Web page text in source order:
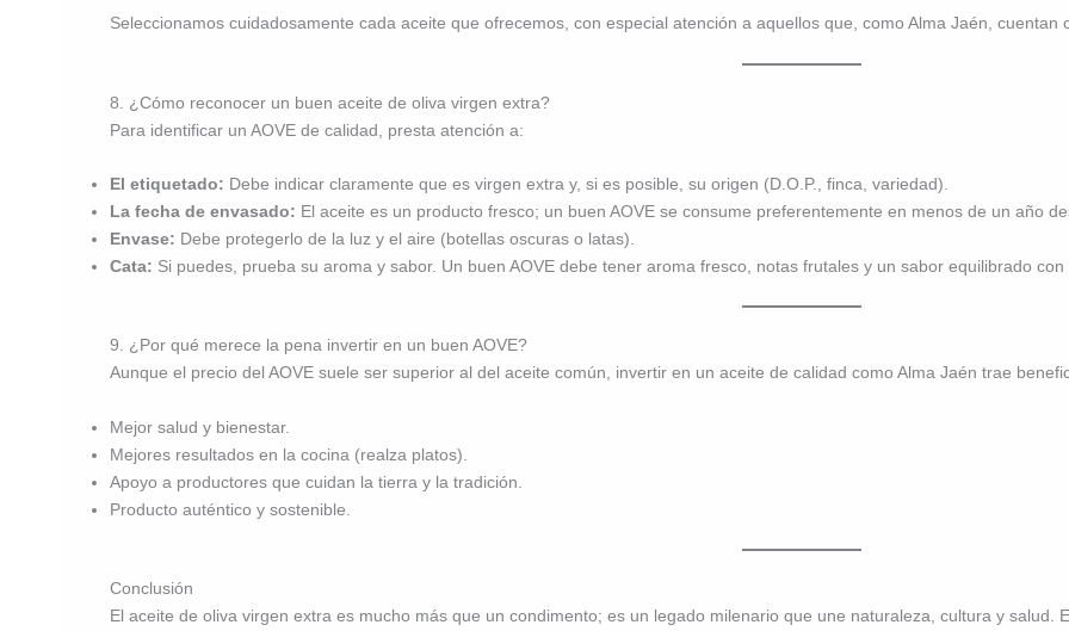
Seleccionamos cuidadosamente cada aceite que ofrecemos, con especial atención a aquellos que, como Alma Jaén, cuentan
8. ¿Cómo reconocer un buen aceite de oliva virgen extra?
Para identificar un AOVE de calidad, presta atención a:
El etiquetado: Debe indicar claramente que es virgen extra y, si es posible, su origen (D.O.P., finca, variedad).
La fecha de envasado: El aceite es un producto fresco; un buen AOVE se consume preferentemente en menos de un año
Envase: Debe protegerlo de la luz y el aire (botellas oscuras o latas).
Cata: Si puedes, prueba su aroma y sabor. Un buen AOVE debe tener aroma fresco, notas frutales y un sabor equilibrado
9. ¿Por qué merece la pena invertir en un buen AOVE?
Aunque el precio del AOVE suele ser superior al del aceite común, invertir en un aceite de calidad como Alma Jaén trae
Mejor salud y bienestar.
Mejores resultados en la cocina (realza platos).
Apoyo a productores que cuidan la tierra y la tradición.
Producto auténtico y sostenible.
Conclusión
El aceite de oliva virgen extra es mucho más que un condimento; es un legado milenario que une naturaleza, cultura y salud.